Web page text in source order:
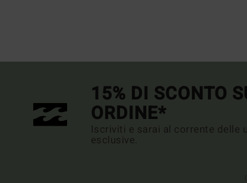
15% DI SCONTO
ORDINE*
Iscriviti e sarai al corrente delle
esclusive.